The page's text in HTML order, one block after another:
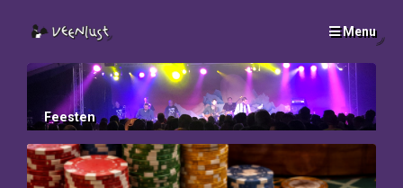
Menu
Feesten